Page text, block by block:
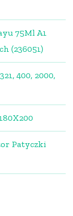
75Ml A1
(236051)
400, 2000,
Patyczki